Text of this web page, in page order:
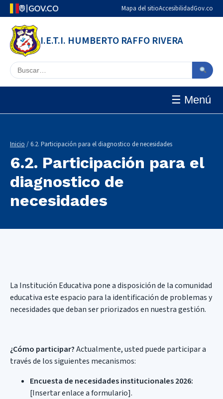
Mapa del sitioAccesibilidadGov.co
I.E.T.I. HUMBERTO RAFFO RIVERA
Buscar en el sitio
☰ Menú
Inicio / 6.2. Participación para el diagnostico de necesidades
6.2. Participación para el
diagnostico de
necesidades
La Institución Educativa pone a disposición de la comunidad
educativa este espacio para la identificación de problemas y
necesidades que deban ser priorizados en nuestra gestión.
¿Cómo participar?Actualmente, usted puede participar a
través de los siguientes mecanismos:
Encuesta de necesidades institucionales 2026:
[Insertar enlace a formulario].